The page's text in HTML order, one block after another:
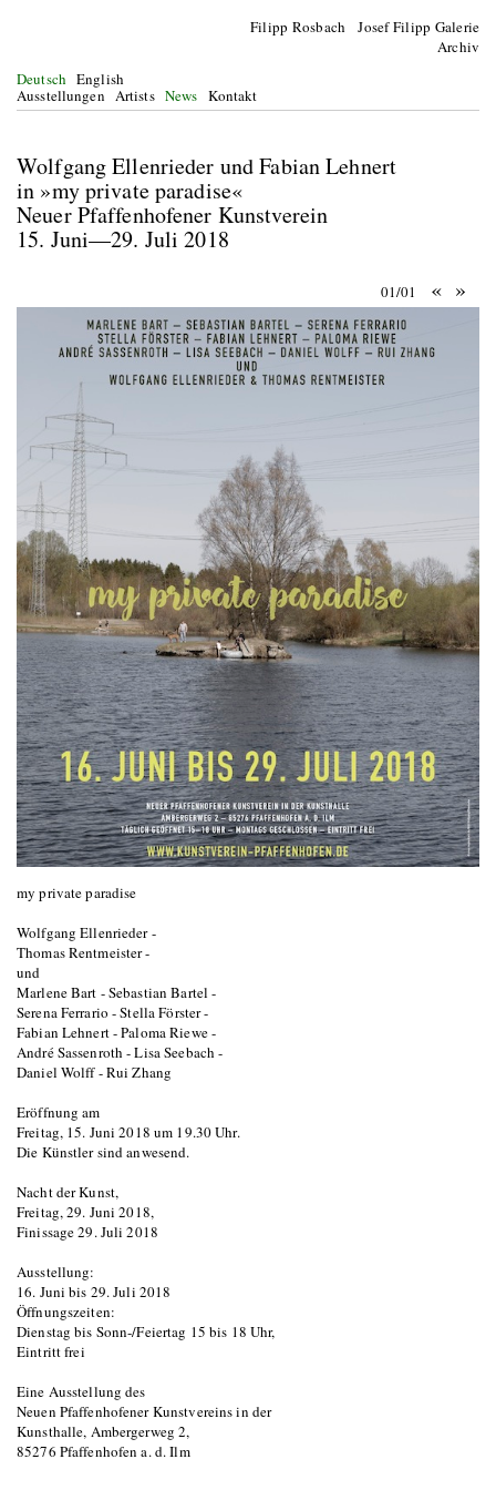
Filipp Rosbach Josef Filipp Galerie
Archiv
Deutsch English
Ausstellungen Artists News Kontakt
Wolfgang Ellenrieder und Fabian Lehnert
in »my private paradise«
Neuer Pfaffenhofener Kunstverein
15. Juni—29. Juli 2018
01/01 « »
my private paradise
Wolfgang Ellenrieder -
Thomas Rentmeister -
und
Marlene Bart - Sebastian Bartel -
Serena Ferrario - Stella Förster -
Fabian Lehnert - Paloma Riewe -
André Sassenroth - Lisa Seebach -
Daniel Wolff - Rui Zhang
Eröffnung am
Freitag, 15. Juni 2018 um 19.30 Uhr.
Die Künstler sind anwesend.
Nacht der Kunst,
Freitag, 29. Juni 2018,
Finissage 29. Juli 2018
Ausstellung:
16. Juni bis 29. Juli 2018
Öffnungszeiten:
Dienstag bis Sonn-/Feiertag 15 bis 18 Uhr,
Eintritt frei
Eine Ausstellung des
Neuen Pfaffenhofener Kunstvereins in der
Kunsthalle, Ambergerweg 2,
85276 Pfaffenhofen a. d. Ilm